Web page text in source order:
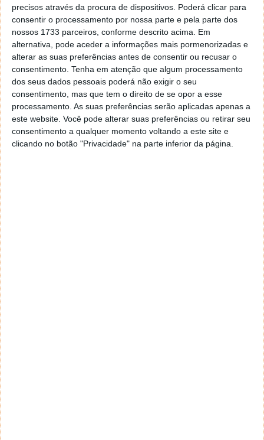
precisos através da procura de dispositivos. Poderá clicar para
consentir o processamento por nossa parte e pela parte dos
nossos 1733 parceiros, conforme descrito acima. Em
alternativa, pode aceder a informações mais pormenorizadas e
alterar as suas preferências antes de consentir ou recusar o
consentimento. Tenha em atenção que algum processamento
dos seus dados pessoais poderá não exigir o seu
consentimento, mas que tem o direito de se opor a esse
processamento. As suas preferências serão aplicadas apenas a
este website. Você pode alterar suas preferências ou retirar seu
consentimento a qualquer momento voltando a este site e
clicando no botão "Privacidade" na parte inferior da página.